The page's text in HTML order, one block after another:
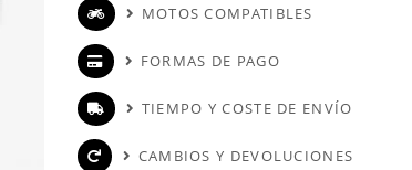
MOTOS COMPATIBLES
FORMAS DE PAGO
TIEMPO Y COSTE DE ENVÍO
CAMBIOS Y DEVOLUCIONES